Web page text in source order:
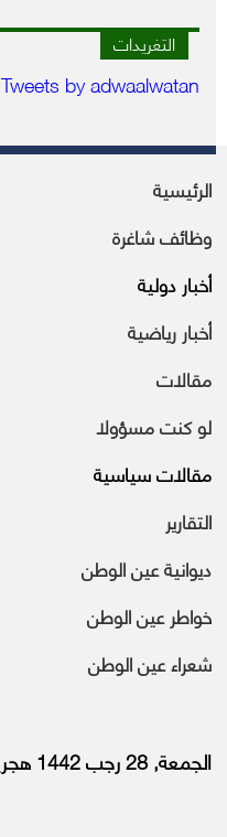
التغريدات
Tweets by adwaalwatan
الرئيسية
وظائف شاغرة
أخبار دولية
أخبار رياضية
مقالات
لو كنت مسؤولا
مقالات سياسية
التقارير
ديوانية عين الوطن
خواطر عين الوطن
شعراء عين الوطن
الجمعة, 28 رجب 1442 هجريا, 12 مارس 2021 ميلاديا.